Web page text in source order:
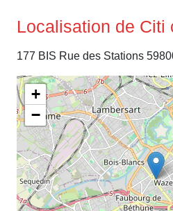
Localisation de Citi
177 BIS Rue des Stations
+
−